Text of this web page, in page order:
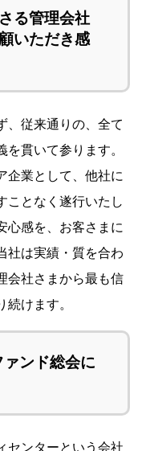
る管理会社
いただき感
、従来通りの、全て
貫いて参ります。
企業として、他社に
ことなく遂行いたし
心感を、お客さまに
社は実績・質を合わ
会社さまから最も信
けます。
ンド総会に
センターという会社